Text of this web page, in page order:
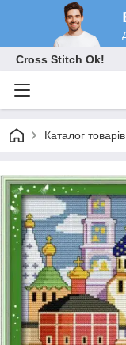
Cross Stitch Ok!
Каталог товарів